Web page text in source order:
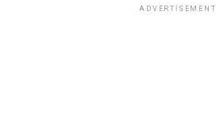
ADVERTISEMENT